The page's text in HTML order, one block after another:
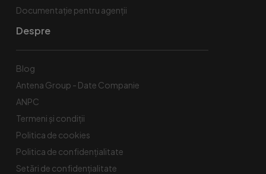
Documentație pentru agenții
Despre
Blog
Antena Group - Date Companie
ANPC
Termeni și condiții
Politica de cookies
Politica de confidențialitate
Setări de confidențialitate